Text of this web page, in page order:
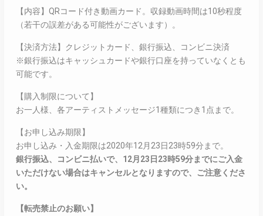
【内容】QRコード付き動画カード。収録動画時間は10秒程度
（若干の誤差がある可能性がございます）。
【決済方法】クレジットカード、銀行振込、コンビニ決済
※銀行振込はキャッシュカードや銀行口座を持っていなくとも
可能です。
【購入制限について】
お一人様、各アーティストメッセージ1種類につき1点まで。
【お申し込み期限】
お申し込み・入金期限は2020年12月23日23時59分まで。
銀行振込、コンビニ払いで、12月23日23時59分までにご入金
いただけない場合はキャンセルとなりますので、ご注意くださ
い。
【転売禁止のお願い】